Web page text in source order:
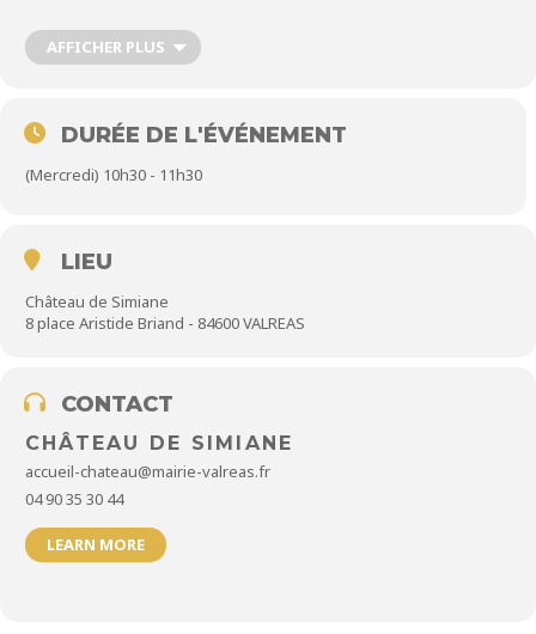
Mercredi 18 juin à 10h30
Paris : entre « histoire, mouvement et évasion », découvrez la
capitale autrement grâce à une sélection d’œuvres emblématiques.
AFFICHER PLUS
DURÉE DE L'ÉVÉNEMENT
(Mercredi) 10h30 - 11h30
LIEU
Château de Simiane
8 place Aristide Briand - 84600 VALREAS
CONTACT
CHÂTEAU DE SIMIANE
accueil-chateau@mairie-valreas.fr
04 90 35 30 44
LEARN MORE